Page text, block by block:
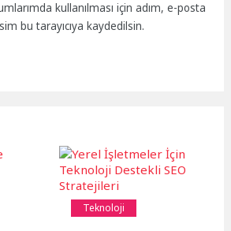
kullanılması için adım, e-posta
bu tarayıcıya kaydedilsin.
Teknoloji